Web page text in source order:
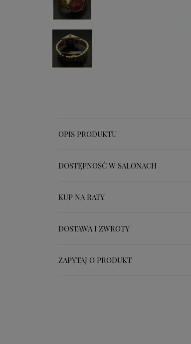
OPIS PRODUKTU
DOSTĘPNOŚĆ W SALONACH
KUP NA RATY
DOSTAWA I ZWROTY
ZAPYTAJ O PRODUKT